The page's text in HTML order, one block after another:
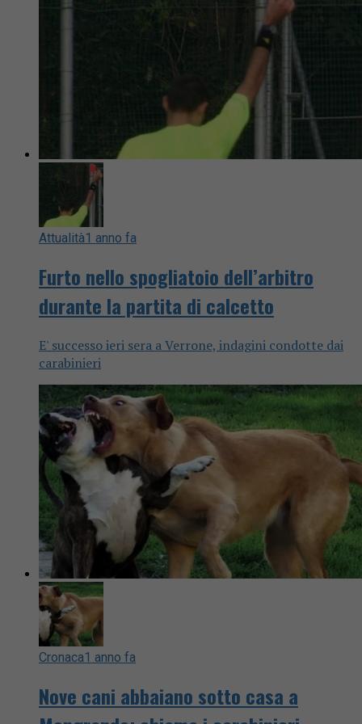
Attualità1 anno fa
Furto nello spogliatoio dell’arbitro
durante la partita di calcetto
E' successo ieri sera a Verrone, indagini condotte dai
carabinieri
Cronaca1 anno fa
Nove cani abbaiano sotto casa a